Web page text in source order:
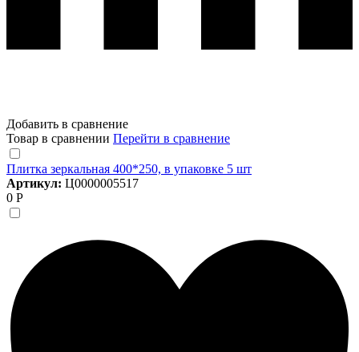
Добавить в сравнение
Товар в сравнении Перейти в сравнение
Плитка зеркальная 400*250, в упаковке 5 шт
Артикул: Ц0000005517
0 Р